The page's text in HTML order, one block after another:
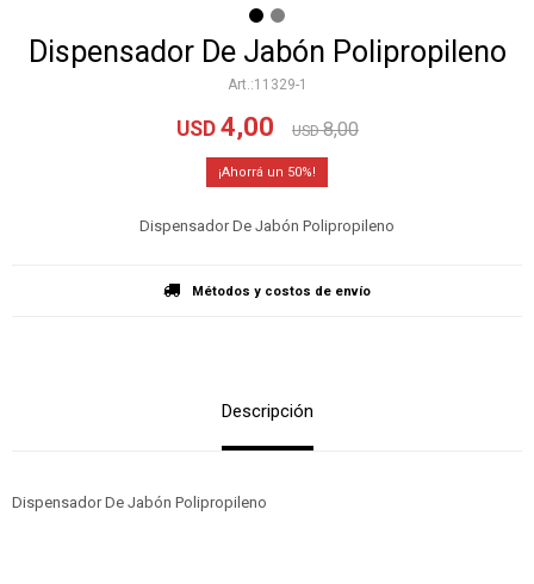
Dispensador De Jabón Polipropileno
11329-1
USD 4,00 USD 8,00
50
Dispensador De Jabón Polipropileno
Métodos y costos de envío
Descripción
Dispensador De Jabón Polipropileno